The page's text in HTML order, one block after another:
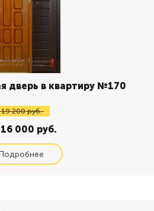
дверь в квартиру №170
19 200 руб.
000 руб.